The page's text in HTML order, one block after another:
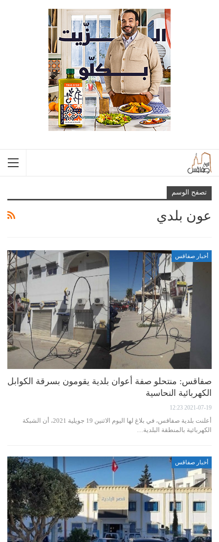
تصفح الوسم
عون بلدي
أخبار صفاقس
صفاقس: منتحلو صفة أعوان بلدية يقومون بسرقة الكوابل
الكهربائية النحاسية
2021-07-19 12:23
أعلنت بلدية صفاقس، في بلاغ لها اليوم الاثنين 19 جويلية 2021، أن الشبكة
الكهربائية بالمنطقة البلدية…
أخبار صفاقس